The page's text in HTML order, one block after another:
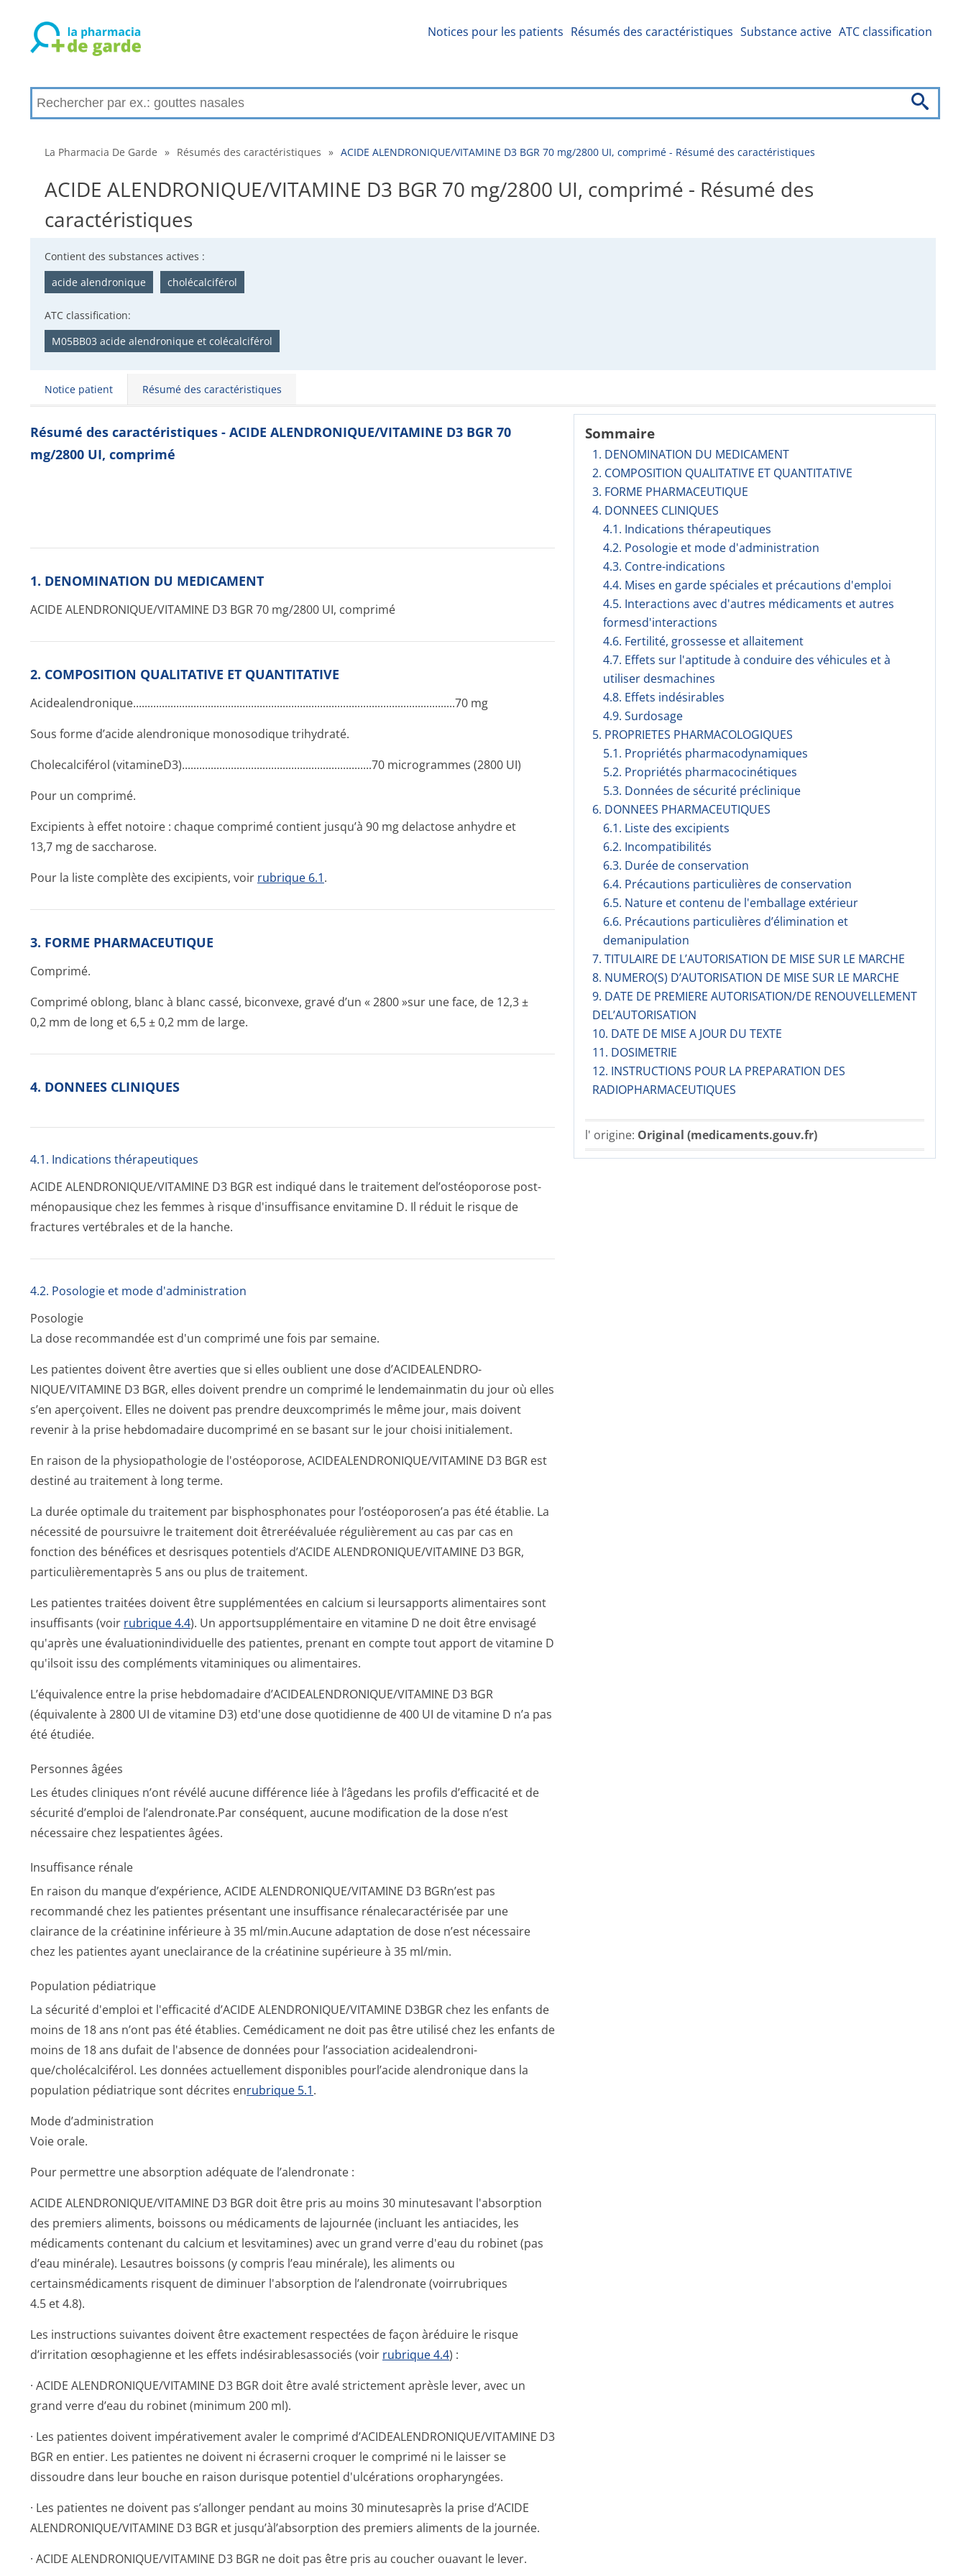
Notices pour les patients Résumés des caractéristiques Substance active ATC classification
La Pharmacia De Garde » Résumés des caractéristiques » ACIDE ALENDRONIQUE/VITAMINE D3 BGR 70 mg/2800 UI, comprimé - Résumé des caractéristiques
ACIDE ALENDRONIQUE/VITAMINE D3 BGR 70 mg/2800 UI, comprimé - Résumé des
caractéristiques
Contient des substances actives :
acide alendronique
cholécalciférol
ATC classification:
M05BB03 acide alendronique et colécalciférol
Notice patient Résumé des caractéristiques
Sommaire
1. DENOMINATION DU MEDICAMENT
2. COMPOSITION QUALITATIVE ET QUANTITATIVE
3. FORME PHARMACEUTIQUE
4. DONNEES CLINIQUES
4.1. Indications thérapeutiques
4.2. Posologie et mode d'administration
4.3. Contre-indications
4.4. Mises en garde spéciales et précautions d'emploi
4.5. Interactions avec d'autres médicaments et autres
formesd'interactions
4.6. Fertilité, grossesse et allaitement
4.7. Effets sur l'aptitude à conduire des véhicules et à
utiliser desmachines
4.8. Effets indésirables
4.9. Surdosage
5. PROPRIETES PHARMACOLOGIQUES
5.1. Propriétés pharmacodynami­ques
5.2. Propriétés pharmacocinéti­ques
5.3. Données de sécurité préclinique
6. DONNEES PHARMACEUTIQUES
6.1. Liste des excipients
6.2. Incompati­bilités
6.3. Durée de conservation
6.4. Précautions particulières de conservation
6.5. Nature et contenu de l'emballage extérieur
6.6. Précautions particulières d’élimination et
demanipulation
7. TITULAIRE DE L’AUTORISATION DE MISE SUR LE MARCHE
8. NUMERO(S) D’AUTORISATION DE MISE SUR LE MARCHE
9. DATE DE PREMIERE AUTORISATION/DE RENOUVELLEMENT
DEL’AUTORISATION
10. DATE DE MISE A JOUR DU TEXTE
11. DOSIMETRIE
12. INSTRUCTIONS POUR LA PREPARATION DES
RADIOPHARMACE­UTIQUES
l' origine: Original (medicaments.gouv.fr)
Résumé des caractéristiques - ACIDE ALENDRONIQUE/VITAMINE D3 BGR 70
mg/2800 UI, comprimé
1. DENOMINATION DU MEDICAMENT
ACIDE ALENDRONIQUE/VI­TAMINE D3 BGR 70 mg/2800 UI, comprimé
2. COMPOSITION QUALITATIVE ET QUANTITATIVE
Acidealendroni­que..........­.............­.............­.............­.............­.............­.............­.............­...........70 mg
Sous forme d’acide alendronique monosodique trihydraté.
Cholecalciférol (vitamineD3).­.............­.............­.............­.............­.............70 mi­crogrammes (2800 UI)
Pour un comprimé.
Excipients à effet notoire : chaque comprimé contient jusqu’à 90 mg delactose anhydre et
13,7 mg de saccharose.
Pour la liste complète des excipients, voir rubrique 6.1.
3. FORME PHARMACEUTIQUE
Comprimé.
Comprimé oblong, blanc à blanc cassé, biconvexe, gravé d’un « 2800 »sur une face, de 12,3 ±
0,2 mm de long et 6,5 ± 0,2 mm de large.
4. DONNEES CLINIQUES
4.1. Indications thérapeutiques
ACIDE ALENDRONIQUE/VI­TAMINE D3 BGR est indiqué dans le traitement del’ostéoporose post-
ménopausique chez les femmes à risque d'insuffisance envitamine D. Il réduit le risque de
fractures vertébrales et de la hanche.
4.2. Posologie et mode d'administration
Posologie
La dose recommandée est d'un comprimé une fois par semaine.
Les patientes doivent être averties que si elles oublient une dose d’ACIDEALENDRO­
NIQUE/VITAMINE D3 BGR, elles doivent prendre un comprimé le lendemainmatin du jour où elles
s’en aperçoivent. Elles ne doivent pas prendre deuxcomprimés le même jour, mais doivent
revenir à la prise hebdomadaire ducomprimé en se basant sur le jour choisi initialement.
En raison de la physiopathologie de l'ostéoporose, ACIDEALENDRONI­QUE/VITAMINE D3 BGR est
destiné au traitement à long terme.
La durée optimale du traitement par bisphosphonates pour l’ostéoporosen’a pas été établie. La
nécessité de poursuivre le traitement doit êtreréévaluée régulièrement au cas par cas en
fonction des bénéfices et desrisques potentiels d’ACIDE ALENDRONIQUE/VI­TAMINE D3 BGR,
particulièremen­taprès 5 ans ou plus de traitement.
Les patientes traitées doivent être supplémentées en calcium si leursapports alimentaires sont
insuffisants (voir rubrique 4.4). Un apportsupplémen­taire en vitamine D ne doit être envisagé
qu'après une évaluationindi­viduelle des patientes, prenant en compte tout apport de vitamine D
qu'ilsoit issu des compléments vitaminiques ou alimentaires.
L’équivalence entre la prise hebdomadaire d’ACIDEALENDRO­NIQUE/VITAMINE D3 BGR
(équivalente à 2800 UI de vitamine D3) etd'une dose quotidienne de 400 UI de vitamine D n’a pas
été étudiée.
Personnes âgées
Les études cliniques n’ont révélé aucune différence liée à l’âgedans les profils d’efficacité et de
sécurité d’emploi de l’alendronate.Par conséquent, aucune modification de la dose n’est
nécessaire chez lespatientes âgées.
Insuffisance rénale
En raison du manque d’expérience, ACIDE ALENDRONIQUE/VI­TAMINE D3 BGRn’est pas
recommandé chez les patientes présentant une insuffisance rénalecaractérisée par une
clairance de la créatinine inférieure à 35 ml/min.Aucune adaptation de dose n’est nécessaire
chez les patientes ayant uneclairance de la créatinine supérieure à 35 ml/min.
Population pédiatrique
La sécurité d'emploi et l'efficacité d’ACIDE ALENDRONIQUE/VI­TAMINE D3BGR chez les enfants de
moins de 18 ans n’ont pas été établies. Cemédicament ne doit pas être utilisé chez les enfants de
moins de 18 ans dufait de l'absence de données pour l’association acidealendroni­
que/cholécalci­férol. Les données actuellement disponibles pourl’acide alendronique dans la
population pédiatrique sont décrites enrubrique 5.1.
Mode d’administration
Voie orale.
Pour permettre une absorption adéquate de l’alendronate :
ACIDE ALENDRONIQUE/VI­TAMINE D3 BGR doit être pris au moins 30 minutesavant l'absorption
des premiers aliments, boissons ou médicaments de lajournée (incluant les antiacides, les
médicaments contenant du calcium et lesvitamines) avec un grand verre d'eau du robinet (pas
d’eau minérale). Lesautres boissons (y compris l’eau minérale), les aliments ou
certainsmédicaments risquent de diminuer l'absorption de l’alendronate (voirrubriques
4.5 et 4.8).
Les instructions suivantes doivent être exactement respectées de façon àréduire le risque
d’irritation œsophagienne et les effets indésirablesas­sociés (voir rubrique 4.4) :
· ACIDE ALENDRONIQUE/VI­TAMINE D3 BGR doit être avalé strictement aprèsle lever, avec un
grand verre d’eau du robinet (minimum 200 ml).
· Les patientes doivent impérativement avaler le comprimé d’ACIDEALENDRO­NIQUE/VITAMINE D3
BGR en entier. Les patientes ne doivent ni écraserni croquer le comprimé ni le laisser se
dissoudre dans leur bouche en raison durisque potentiel d'ulcérations oropharyngées.
· Les patientes ne doivent pas s’allonger pendant au moins 30 minutesaprès la prise d’ACIDE
ALENDRONIQUE/VI­TAMINE D3 BGR et jusqu’àl’absorption des premiers aliments de la journée.
· ACIDE ALENDRONIQUE/VI­TAMINE D3 BGR ne doit pas être pris au coucher ouavant le lever.